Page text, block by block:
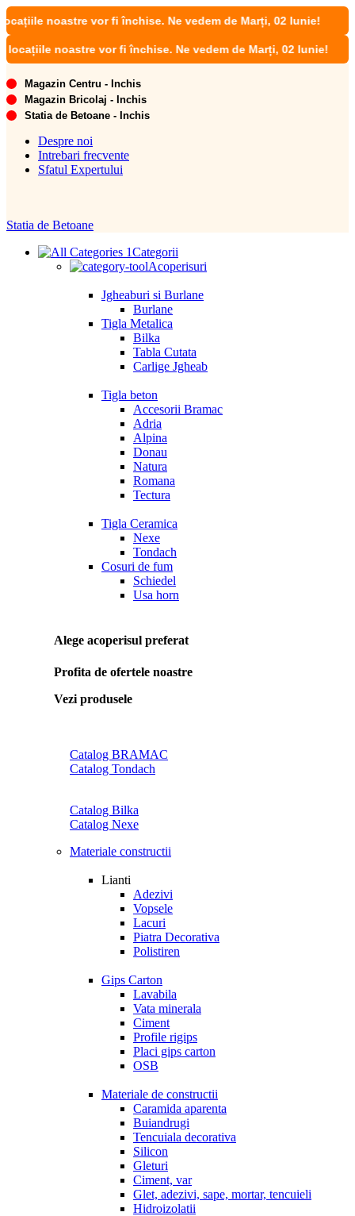
noastre vor fi închise. Ne vedem de Marți, 02 Iunie!
noastre vor fi închise. Ne vedem de Marți, 02 Iunie!
Magazin Centru - Inchis
Magazin Bricolaj - Inchis
Statia de Betoane - Inchis
Despre noi
Intrebari frecvente
Sfatul Expertului
Statia de Betoane
Categorii
Acoperisuri
Jgheaburi si Burlane
Burlane
Tigla Metalica
Bilka
Tabla Cutata
Carlige Jgheab
Tigla beton
Accesorii Bramac
Adria
Alpina
Donau
Natura
Romana
Tectura
Tigla Ceramica
Nexe
Tondach
Cosuri de fum
Schiedel
Usa horn
Alege acoperisul preferat
Profita de ofertele noastre
Vezi produsele
Catalog BRAMAC
Catalog Tondach
Catalog Bilka
Catalog Nexe
Materiale constructii
Lianti
Adezivi
Vopsele
Lacuri
Piatra Decorativa
Polistiren
Gips Carton
Lavabila
Vata minerala
Ciment
Profile rigips
Placi gips carton
OSB
Materiale de constructii
Caramida aparenta
Buiandrugi
Tencuiala decorativa
Silicon
Gleturi
Ciment, var
Glet, adezivi, sape, mortar, tencuieli
Hidroizolatii